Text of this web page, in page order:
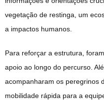
vegetação de restinga, um
a impactos humanos.
Para reforçar a estrutura,
apoio ao longo do percurso.
acompanharam os peregrinos
mobilidade rápida para a